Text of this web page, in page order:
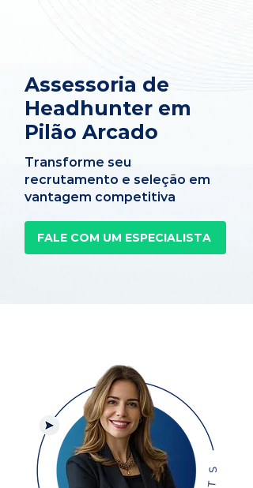
Assessoria de
Headhunter em
Pilão Arcado
Transforme seu
recrutamento e seleção em
vantagem competitiva
FALE COM UM ESPECIALISTA